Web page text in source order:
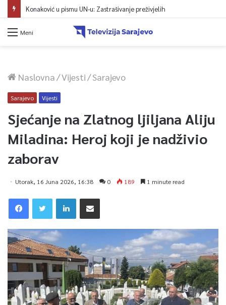
Konaković u pismu UN-u: Zastrašivanje preživjelih
Meni
Naslovna/Vijesti/Sarajevo
Sarajevo Vijesti
Sjećanje na Zlatnog ljiljana Aliju
Miladina: Heroj koji je nadživio
zaborav
Utorak, 16 Juna 2026, 16:38 0 189 1 minute read